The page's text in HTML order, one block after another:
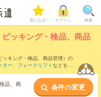
気になる! ログイン 検索
ッキング・検品、商品
ッキング・検品、商品管理）の
ター、 フォークリフトなどを取
分け・ピッキング・検品、商品
品、商
条件の変更